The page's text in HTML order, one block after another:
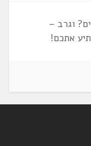
וגרב –
אתכם!